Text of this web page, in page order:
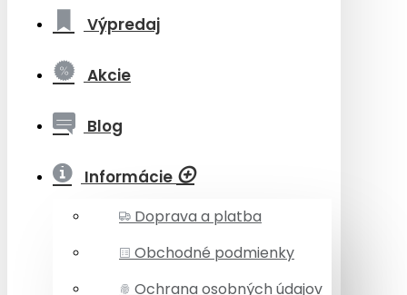
Výpredaj
Akcie
Blog
Informácie
Doprava a platba
Obchodné podmienky
Ochrana osobných údajov